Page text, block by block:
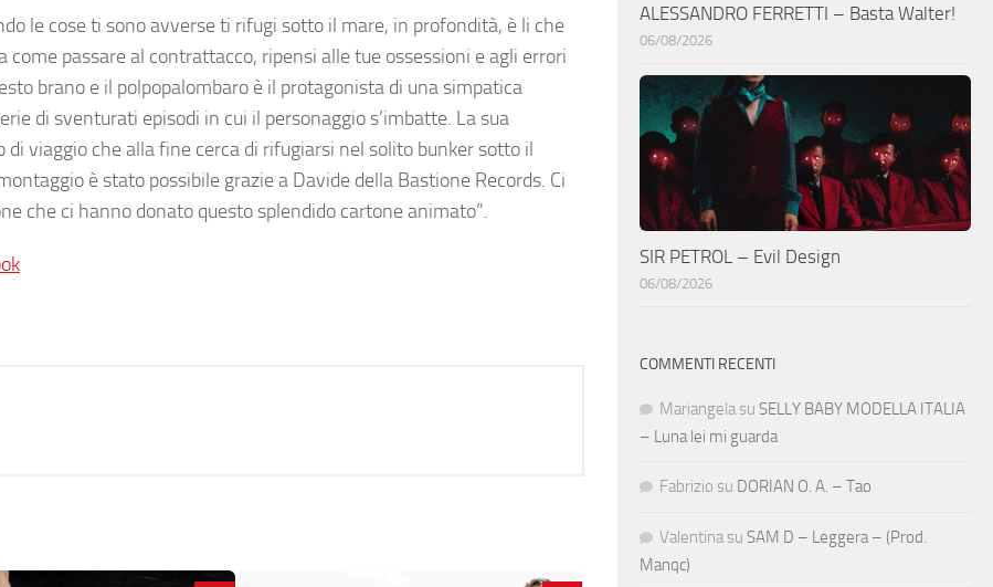
le cose ti sono avverse ti rifugi sotto il mare, in profondità, è li che
passare al contrattacco, ripensi alle tue ossessioni e agli errori
brano e il polpo­palombaro è il protagonista di una simpatica
di sventurati episodi in cui il personaggio s’imbatte. La sua
viaggio che alla fine cerca di rifugiarsi nel solito bunker sotto il
è stato possibile grazie a Davide della Bastione Records. Ci
che ci hanno donato questo splendido cartone animato”.
ALESSANDRO FERRETTI – Basta Walter!
06/08/2026
SIR PETROL – Evil Design
06/08/2026
COMMENTI RECENTI
Mariangela su SELLY BABY MODELLA ITALIA
– Luna lei mi guarda
Fabrizio su DORIAN O. A. – Tao
Valentina su SAM D – Leggera – (Prod.
Manqc)